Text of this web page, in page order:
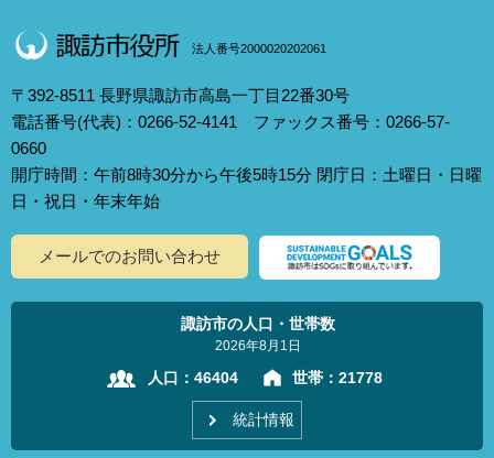
法人番号2000020202061
〒392-8511 長野県諏訪市高島一丁目22番30号
電話番号(代表)：0266-52-4141 ファックス番号：0266-57-
0660
開庁時間：午前8時30分から午後5時15分 閉庁日：土曜日・日曜
日・祝日・年末年始
メールでのお問い合わせ
諏訪市の人口・世帯数
2026年8月1日
人口： 46404 世帯： 21778
統計情報